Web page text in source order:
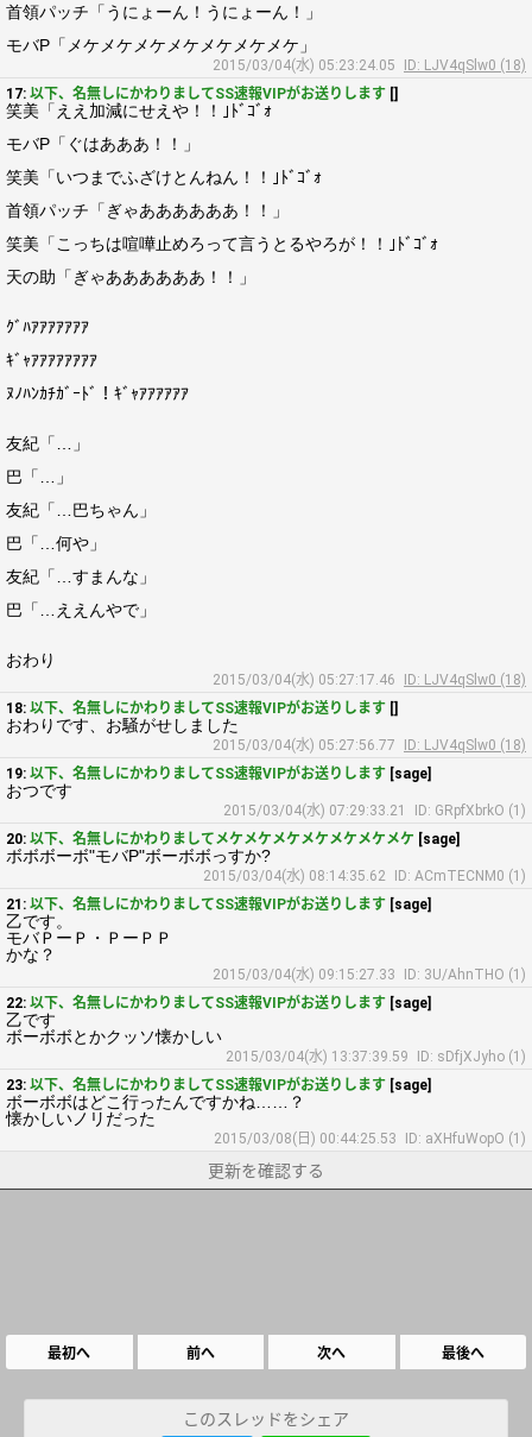
首領パッチ「うにょーん！うにょーん！」
モバP「メケメケメケメケメケメケメケ」
2015/03/04(水) 05:23:24.05
ID: LJV4qSlw0 (18)
17: 以下、名無しにかわりましてSS速報VIPがお送りします []
笑美「ええ加減にせえや！！｣ﾄﾞｺﾞｫ
モバP「ぐはあああ！！」
笑美「いつまでふざけとんねん！！｣ﾄﾞｺﾞｫ
首領パッチ「ぎゃああああああ！！」
笑美「こっちは喧嘩止めろって言うとるやろが！！｣ﾄﾞｺﾞｫ
天の助「ぎゃああああああ！！」
ｸﾞﾊｱｱｱｱｱｱｱ
ｷﾞｬｱｱｱｱｱｱｱｱ
ﾇﾉﾊﾝｶﾁｶﾞｰﾄﾞ！ｷﾞｬｱｱｱｱｱｱ
友紀「…」
巴「…」
友紀「…巴ちゃん」
巴「…何や」
友紀「…すまんな」
巴「…ええんやで」
おわり
2015/03/04(水) 05:27:17.46
ID: LJV4qSlw0 (18)
18: 以下、名無しにかわりましてSS速報VIPがお送りします []
おわりです、お騒がせしました
2015/03/04(水) 05:27:56.77
ID: LJV4qSlw0 (18)
19: 以下、名無しにかわりましてSS速報VIPがお送りします [sage]
おつです
2015/03/04(水) 07:29:33.21
ID: GRpfXbrkO (1)
20: 以下、名無しにかわりましてメケメケメケメケメケメケメケ [sage]
ボボボーボ"モバP"ボーボボっすか?
2015/03/04(水) 08:14:35.62
ID: ACmTECNM0 (1)
21: 以下、名無しにかわりましてSS速報VIPがお送りします [sage]
乙です。
モバＰーＰ・ＰーＰＰ
かな？
2015/03/04(水) 09:15:27.33
ID: 3U/AhnTHO (1)
22: 以下、名無しにかわりましてSS速報VIPがお送りします [sage]
乙です
ボーボボとかクッソ懐かしい
2015/03/04(水) 13:37:39.59
ID: sDfjXJyho (1)
23: 以下、名無しにかわりましてSS速報VIPがお送りします [sage]
ボーボボはどこ行ったんですかね……？
懐かしいノリだった
2015/03/08(日) 00:44:25.53 ID: aXHfuWopO (1)
更新を確認する
最初へ 前へ 次へ 最後へ
このスレッドをシェア